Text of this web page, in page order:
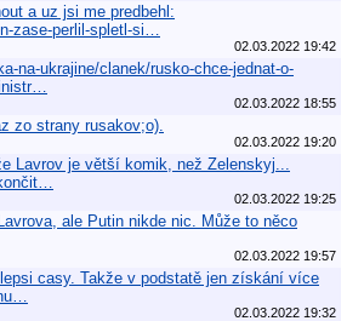
a uz jsi me predbehl:
zase-perlil-spletl-si…
02.03.2022 19:42
na-ukrajine/clanek/rusko-chce-jednat-o-
02.03.2022 18:55
zo strany rusakov;o).
02.03.2022 19:20
Lavrov je větší komik, než Zelenskyj...
02.03.2022 19:25
ale Putin nikde nic. Může to něco
02.03.2022 19:57
lepsi casy. Takže v podstatě jen získání více
02.03.2022 19:32